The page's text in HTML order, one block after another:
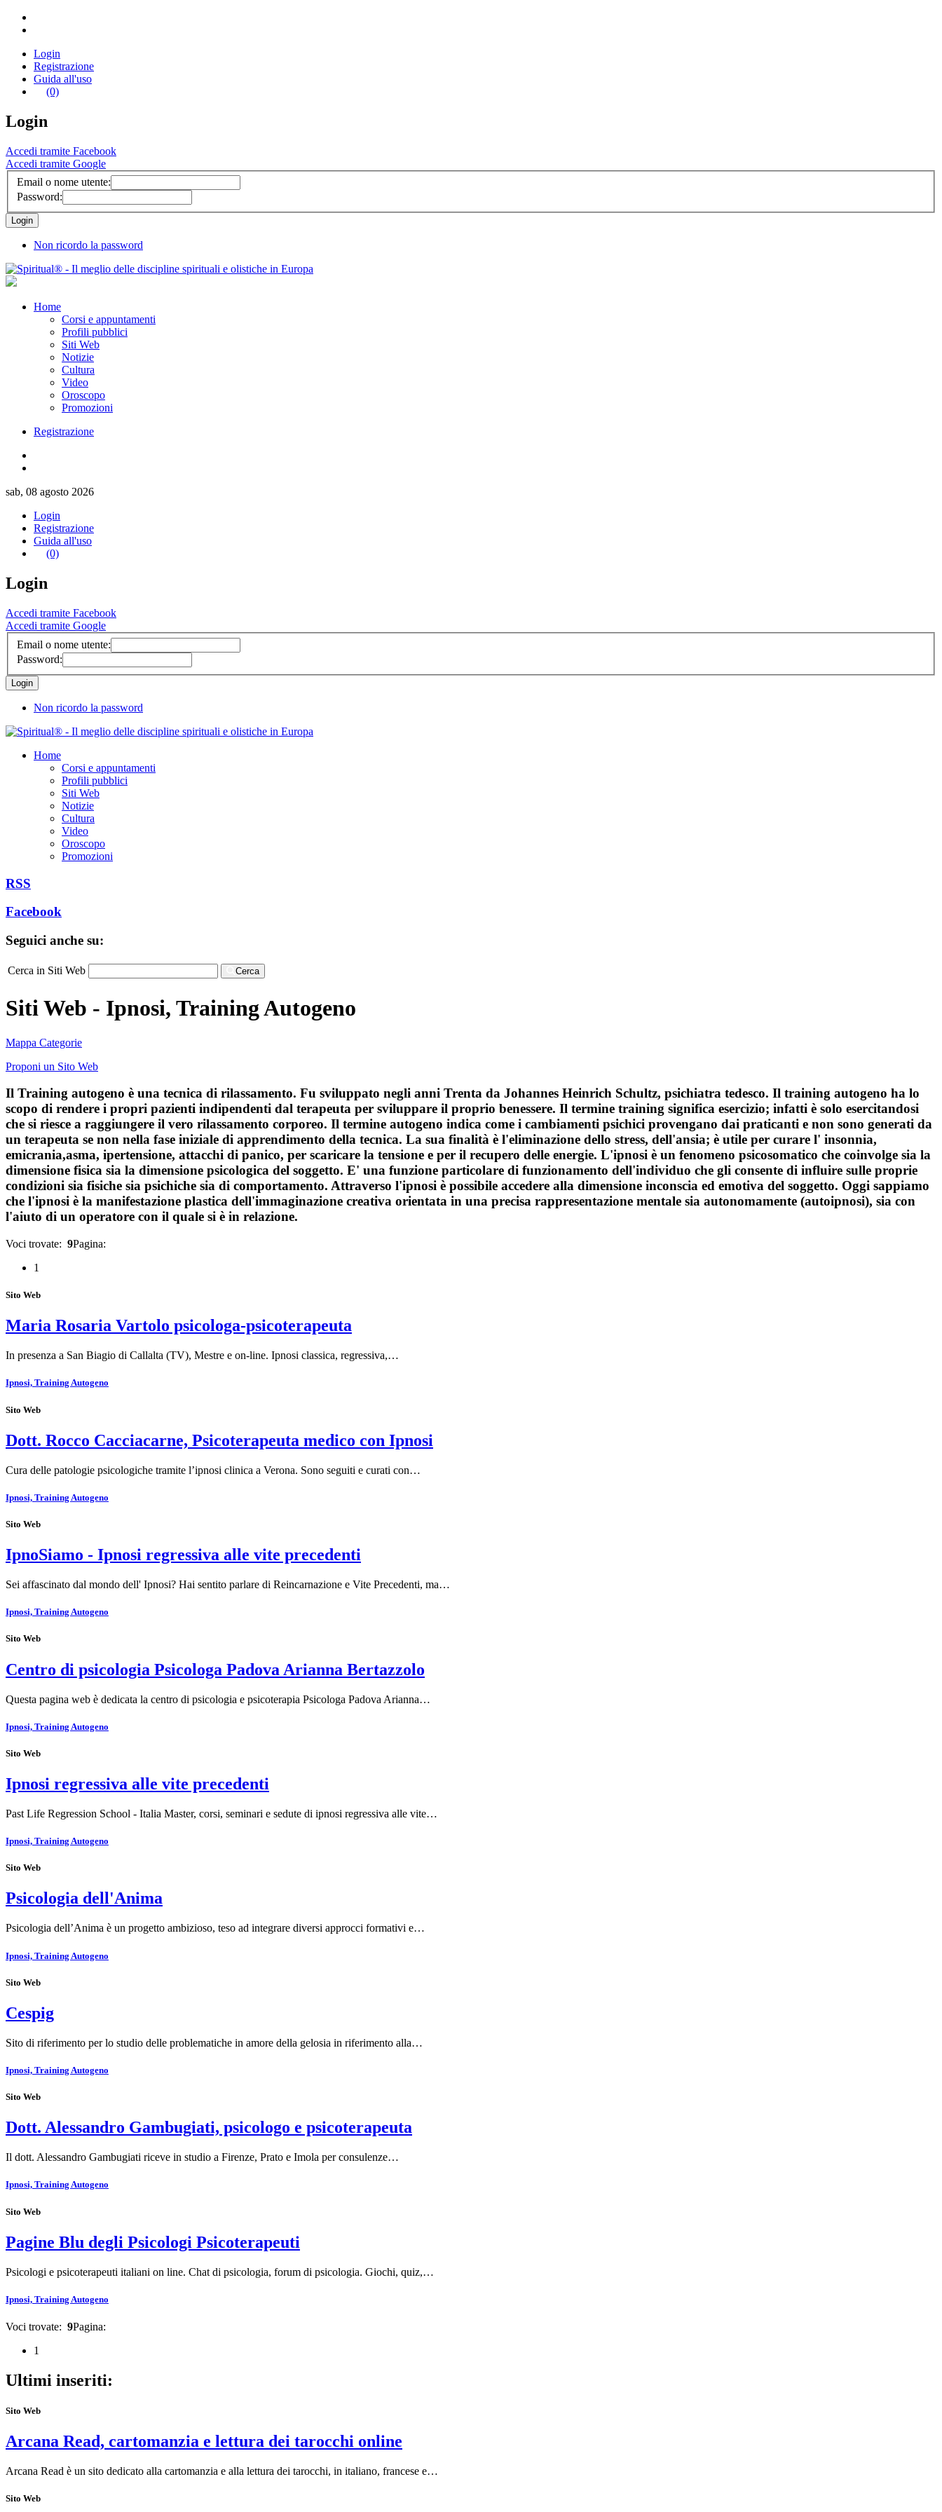
Login
Registrazione
Guida all'uso
(0)
Login
Accedi tramite Facebook
Accedi tramite Google
Email o nome utente:
Password:
Non ricordo la password
Home
Corsi e appuntamenti
Profili pubblici
Siti Web
Notizie
Cultura
Video
Oroscopo
Promozioni
Registrazione
sab, 08 agosto 2026
Login
Registrazione
Guida all'uso
(0)
Login
Accedi tramite Facebook
Accedi tramite Google
Email o nome utente:
Password:
Non ricordo la password
Home
Corsi e appuntamenti
Profili pubblici
Siti Web
Notizie
Cultura
Video
Oroscopo
Promozioni
RSS
Facebook
Seguici anche su:
Cerca in Siti Web Cerca
Siti Web - Ipnosi, Training Autogeno
Mappa Categorie
Proponi un Sito Web
Il Training autogeno è una tecnica di rilassamento. Fu sviluppato negli anni Trenta da Johannes Heinrich Schultz, psichiatra tedesco. Il training autogeno ha lo
scopo di rendere i propri pazienti indipendenti dal terapeuta per sviluppare il proprio benessere. Il termine training significa esercizio; infatti è solo esercitandosi
che si riesce a raggiungere il vero rilassamento corporeo. Il termine autogeno indica come i cambiamenti psichici provengano dai praticanti e non sono generati da
un terapeuta se non nella fase iniziale di apprendimento della tecnica. La sua finalità è l'eliminazione dello stress, dell'ansia; è utile per curare l' insonnia,
emicrania,asma, ipertensione, attacchi di panico, per scaricare la tensione e per il recupero delle energie. L'ipnosi è un fenomeno psicosomatico che coinvolge sia la
dimensione fisica sia la dimensione psicologica del soggetto. E' una funzione particolare di funzionamento dell'individuo che gli consente di influire sulle proprie
condizioni sia fisiche sia psichiche sia di comportamento. Attraverso l'ipnosi è possibile accedere alla dimensione inconscia ed emotiva del soggetto. Oggi sappiamo
che l'ipnosi è la manifestazione plastica dell'immaginazione creativa orientata in una precisa rappresentazione mentale sia autonomamente (autoipnosi), sia con
l'aiuto di un operatore con il quale si è in relazione.
Voci trovate: 9Pagina:
1
Sito Web
Maria Rosaria Vartolo psicologa-psicoterapeuta
In presenza a San Biagio di Callalta (TV), Mestre e on-line. Ipnosi classica, regressiva,…
Ipnosi, Training Autogeno
Sito Web
Dott. Rocco Cacciacarne, Psicoterapeuta medico con Ipnosi
Cura delle patologie psicologiche tramite l’ipnosi clinica a Verona. Sono seguiti e curati con…
Ipnosi, Training Autogeno
Sito Web
IpnoSiamo - Ipnosi regressiva alle vite precedenti
Sei affascinato dal mondo dell' Ipnosi? Hai sentito parlare di Reincarnazione e Vite Precedenti, ma…
Ipnosi, Training Autogeno
Sito Web
Centro di psicologia Psicologa Padova Arianna Bertazzolo
Questa pagina web è dedicata la centro di psicologia e psicoterapia Psicologa Padova Arianna…
Ipnosi, Training Autogeno
Sito Web
Ipnosi regressiva alle vite precedenti
Past Life Regression School - Italia Master, corsi, seminari e sedute di ipnosi regressiva alle vite…
Ipnosi, Training Autogeno
Sito Web
Psicologia dell'Anima
Psicologia dell’Anima è un progetto ambizioso, teso ad integrare diversi approcci formativi e…
Ipnosi, Training Autogeno
Sito Web
Cespig
Sito di riferimento per lo studio delle problematiche in amore della gelosia in riferimento alla…
Ipnosi, Training Autogeno
Sito Web
Dott. Alessandro Gambugiati, psicologo e psicoterapeuta
Il dott. Alessandro Gambugiati riceve in studio a Firenze, Prato e Imola per consulenze…
Ipnosi, Training Autogeno
Sito Web
Pagine Blu degli Psicologi Psicoterapeuti
Psicologi e psicoterapeuti italiani on line. Chat di psicologia, forum di psicologia. Giochi, quiz,…
Ipnosi, Training Autogeno
Voci trovate: 9Pagina:
1
Ultimi inseriti:
Sito Web
Arcana Read, cartomanzia e lettura dei tarocchi online
Arcana Read è un sito dedicato alla cartomanzia e alla lettura dei tarocchi, in italiano, francese e…
Sito Web